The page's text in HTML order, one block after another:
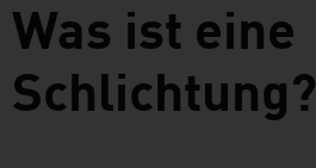
Was ist eine
Schlichtung?